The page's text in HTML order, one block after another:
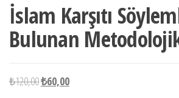
İslam Karşıtı
Bulunan
₺120,00Orijinal
₺60,00Şu